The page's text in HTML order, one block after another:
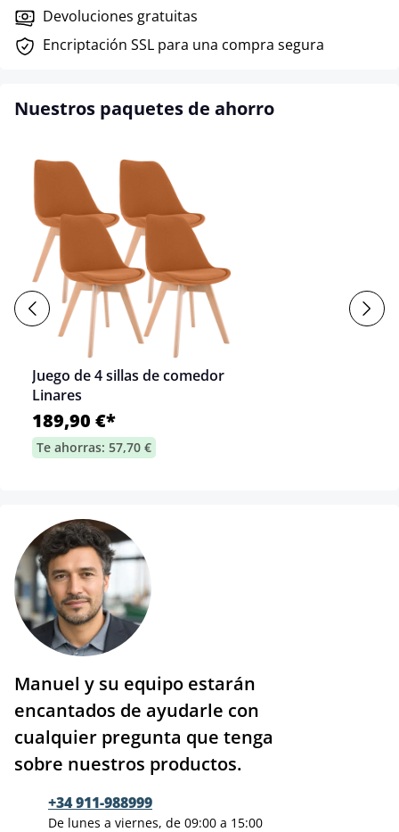
Devoluciones gratuitas
Encriptación SSL para una compra segura
Nuestros paquetes de ahorro
Juego de 4 sillas de comedor
Linares
189,90 €*
Te ahorras: 57,70 €
Manuel y su equipo estarán
encantados de ayudarle con
cualquier pregunta que tenga
sobre nuestros productos.
+34 911-988999
De lunes a viernes, de 09:00 a 15:00